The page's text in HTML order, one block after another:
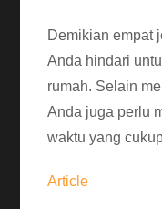
Demikian empat
Anda hindari
rumah. Selain
Anda juga perlu
waktu yang
Article